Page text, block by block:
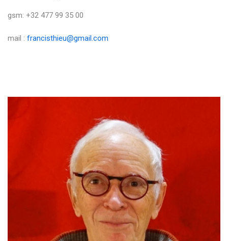
gsm: +32 477 99 35 00
mail : francisthieu@gmail.com